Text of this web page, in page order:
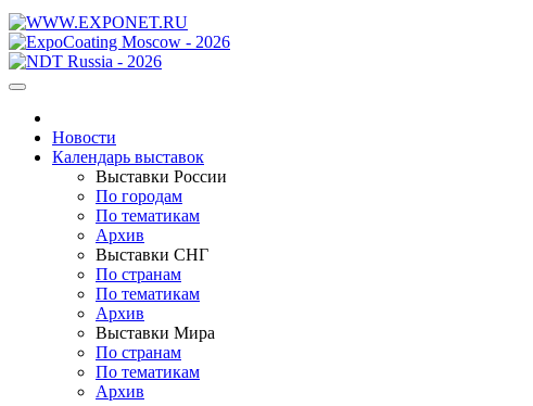
Новости
Календарь выставок
Выставки России
По городам
По тематикам
Архив
Выставки СНГ
По странам
По тематикам
Архив
Выставки Мира
По странам
По тематикам
Архив